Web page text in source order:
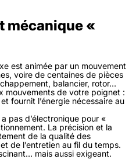
mécanique «
est animée par un mouvement
voire de centaines de pièces
balancier, rotor…
mouvements de votre poignet :
fournit l’énergie nécessaire au
pas d’électronique pour «
La précision et la
de la qualité des
de l’entretien au fil du temps.
mais aussi exigeant.